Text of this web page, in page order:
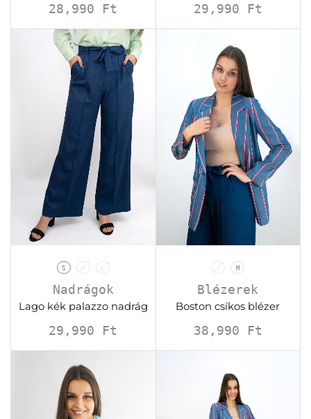
28,990 Ft 29,990 Ft
S M L
Nadrágok
Lago kék palazzo nadrág
29,990 Ft
S M
Blézerek
Boston csíkos blézer
38,990 Ft